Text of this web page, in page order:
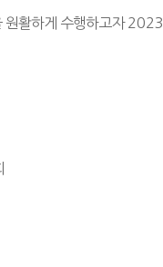
원활하게 수행하고자2023